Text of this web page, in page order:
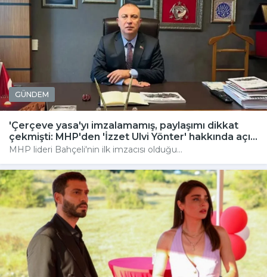
GÜNDEM
'Çerçeve yasa'yı imzalamamış, paylaşımı dikkat
çekmişti: MHP'den 'İzzet Ulvi Yönter' hakkında açı...
MHP lideri Bahçeli'nin ilk imzacısı olduğu...